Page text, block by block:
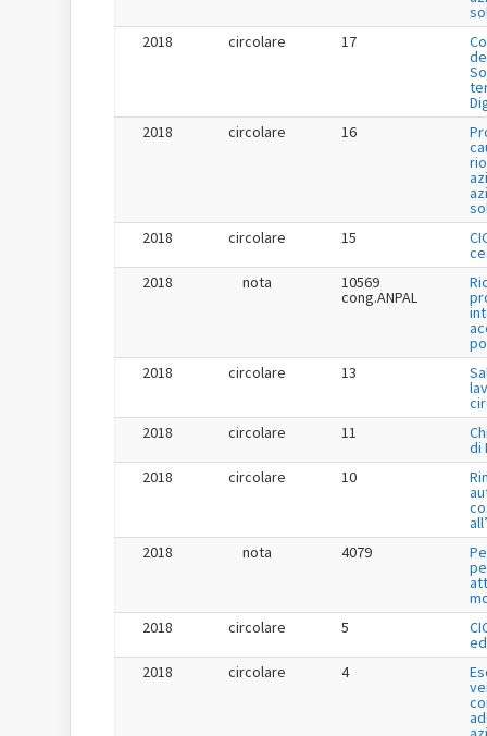
2018
circolare 17
2018
circolare 16
2018
circolare 15
2018
nota 10569
cong.ANPAL
2018
circolare 13
2018
circolare 11
di
2018
circolare 10
2018
nota 4079
2018
circolare 5
2018
circolare 4